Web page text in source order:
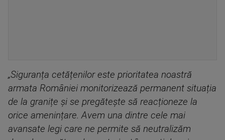
„Siguranța cetățenilor este prioritatea noastră
armata României monitorizează permanent situația
de la granițe și se pregătește să reacționeze la
orice amenințare. Avem una dintre cele mai
avansate legi care ne permite să neutralizăm